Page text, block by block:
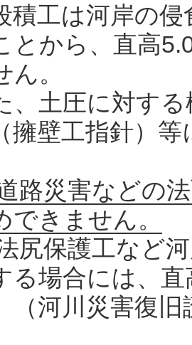
積工は河岸の
とから、直高
ん。
、土圧に対す
擁壁工指針）
路災害などの
できません。
尻保護工など
る場合には、
（河川災害復